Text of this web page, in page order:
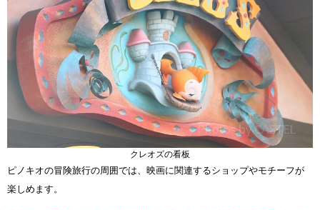
クレオズの看板
ピノキオの冒険旅行の周囲では、映画に関連するショップやモチーフが
楽しめます。